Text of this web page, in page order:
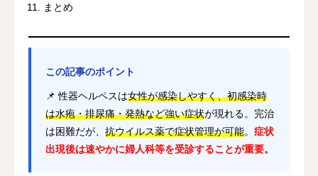
まとめ
この記事のポイント
📌 性器ヘルペスは女性が感染しやすく、初感染時
は水疱・排尿痛・発熱など強い症状が現れる。完治
は困難だが、 抗ウイルス薬で症状管理が可能。 症状
出現後は速やかに婦人科等を受診することが重要。